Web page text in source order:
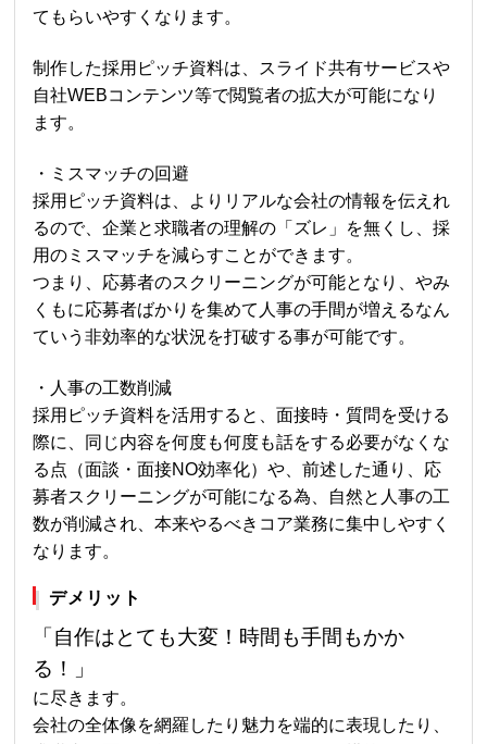
てもらいやすくなります。
制作した採用ピッチ資料は、スライド共有サービスや
自社WEBコンテンツ等で閲覧者の拡大が可能になり
ます。
・ミスマッチの回避
採用ピッチ資料は、よりリアルな会社の情報を伝えれ
るので、企業と求職者の理解の「ズレ」を無くし、採
用のミスマッチを減らすことができます。
つまり、応募者のスクリーニングが可能となり、やみ
くもに応募者ばかりを集めて人事の手間が増えるなん
ていう非効率的な状況を打破する事が可能です。
・人事の工数削減
採用ピッチ資料を活用すると、面接時・質問を受ける
際に、同じ内容を何度も何度も話をする必要がなくな
る点（面談・面接NO効率化）や、前述した通り、応
募者スクリーニングが可能になる為、自然と人事の工
数が削減され、本来やるべきコア業務に集中しやすく
なります。
デメリット
「自作はとても大変！時間も手間もかか
る！」
に尽きます。
会社の全体像を網羅したり魅力を端的に表現したり、